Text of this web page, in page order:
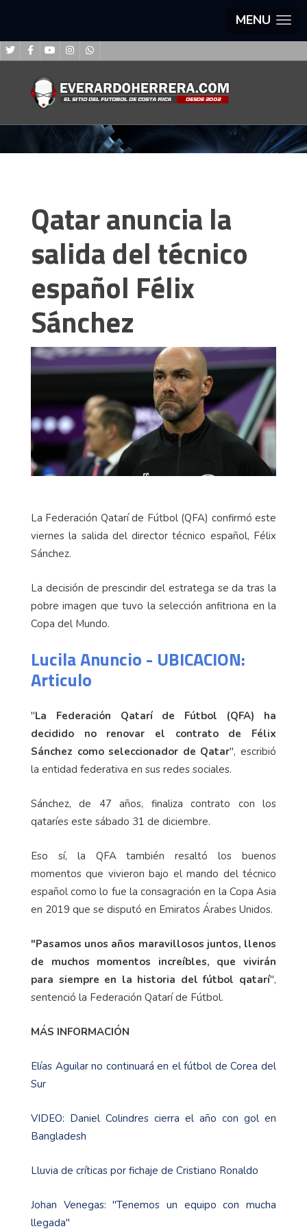
MENU
Qatar anuncia la
salida del técnico
español Félix
Sánchez
La Federación Qatarí de Fútbol (QFA) confirmó este
viernes la salida del director técnico español, Félix
Sánchez.
La decisión de prescindir del estratega se da tras la
pobre imagen que tuvo la selección anfitriona en la
Copa del Mundo.
Lucila Anuncio - UBICACION:
Articulo
"La Federación Qatarí de Fútbol (QFA) ha
decidido no renovar el contrato de Félix
Sánchez como seleccionador de Qatar", escribió
la entidad federativa en sus redes sociales.
Sánchez, de 47 años, finaliza contrato con los
qataríes este sábado 31 de diciembre.
Eso sí, la QFA también resaltó los buenos
momentos que vivieron bajo el mando del técnico
español como lo fue la consagración en la Copa Asia
en 2019 que se disputó en Emiratos Árabes Unidos.
"Pasamos unos años maravillosos juntos, llenos
de muchos momentos increíbles, que vivirán
para siempre en la historia del fútbol qatarí",
sentenció la Federación Qatarí de Fútbol.
MÁS INFORMACIÓN
Elías Aguilar no continuará en el fútbol de Corea del
Sur
VIDEO: Daniel Colindres cierra el año con gol en
Bangladesh
Lluvia de críticas por fichaje de Cristiano Ronaldo
Johan Venegas: "Tenemos un equipo con mucha
llegada"